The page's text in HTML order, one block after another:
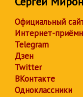
Официальный
Интернет-
Telegram
Дзен
Twitter
ВКонтакте
Одноклассники